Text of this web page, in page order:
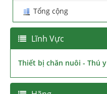
Tổng cộng
Lĩnh Vực
Thiết bị chăn nuôi - Thú y